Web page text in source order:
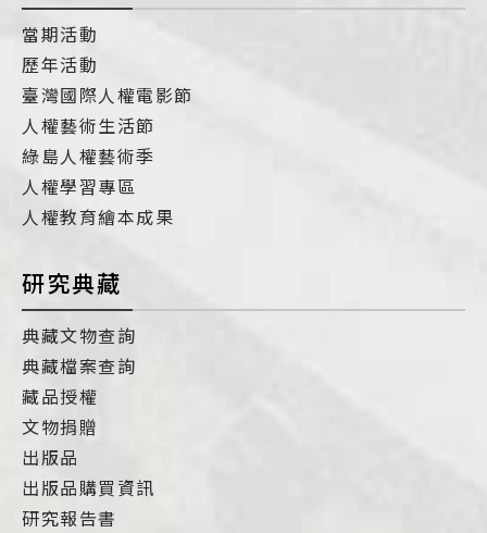
當期活動
歷年活動
臺灣國際人權電影節
人權藝術生活節
綠島人權藝術季
人權學習專區
人權教育繪本成果
研究典藏
典藏文物查詢
典藏檔案查詢
藏品授權
文物捐贈
出版品
出版品購買資訊
研究報告書